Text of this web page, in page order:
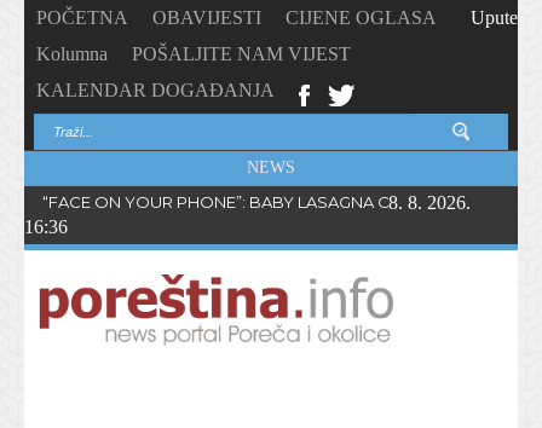
POČETNA OBAVIJESTI
CIJENE OGLASA
Kolumna
POŠALJITE NAM VIJEST
KALENDAR DOGAĐANJA
Upute
NEWS
“FACE ON YOUR PHONE”: BABY LASAGNA OBJAVIO NOVI
8. 8. 2026.
16:36